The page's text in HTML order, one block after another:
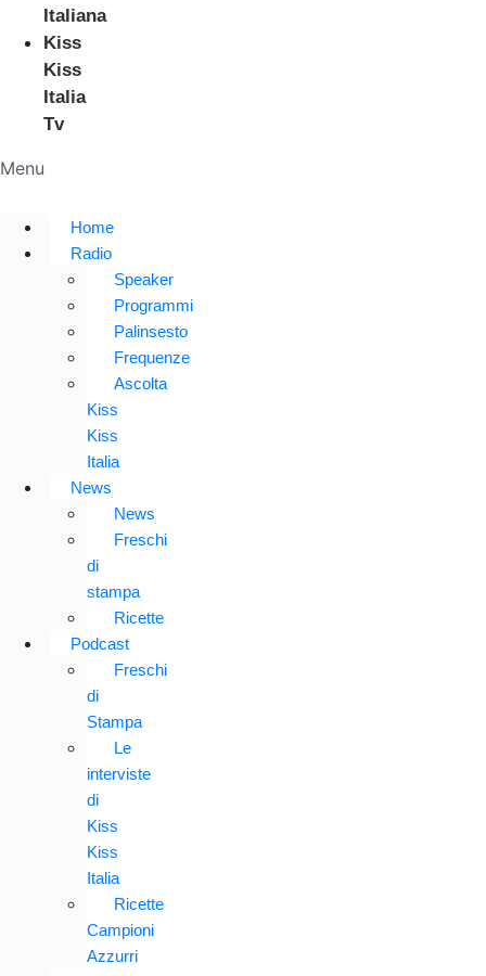
Italiana
Kiss
Kiss
Italia
Tv
Menu
Home
Radio
Speaker
Programmi
Palinsesto
Frequenze
Ascolta
Kiss
Kiss
Italia
News
News
Freschi
di
stampa
Ricette
Podcast
Freschi
di
Stampa
Le
interviste
di
Kiss
Kiss
Italia
Ricette
Campioni
Azzurri